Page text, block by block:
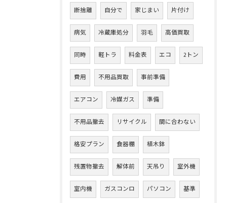
断捨離 自分で 家じまい 片付け
病気 冷蔵庫処分 羽毛 高価買取
同時 軽トラ 料金表 エコ 2トン
費用 不用品買取 事前準備
エアコン 冷媒ガス 準備
不用品撤去 リサイクル 間に合わない
格安プラン 食器棚 植木鉢
残置物撤去 解体前 天吊り 室外機
室内機 ガスコンロ パソコン 基準